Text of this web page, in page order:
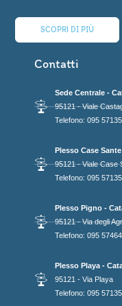
SCOPRI DI PIÙ
Contatti
Sede Centrale -
95121 - Viale
Telefono: 095
Plesso Case
95121 - Viale Case
Telefono: 095
Plesso Pigno -
95121 - Via degli
Telefono: 095
Plesso Playa -
95121 - Via Playa
Telefono: 095